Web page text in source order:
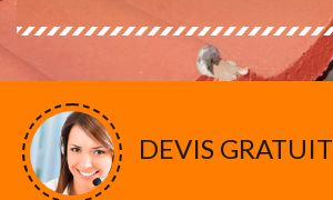
DEVIS GRATUIT